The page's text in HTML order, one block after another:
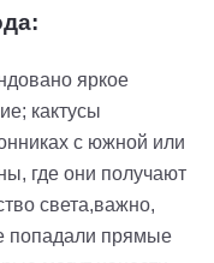
яркое
кактусы
с южной или
где они получают
света,важно,
попадали прямые